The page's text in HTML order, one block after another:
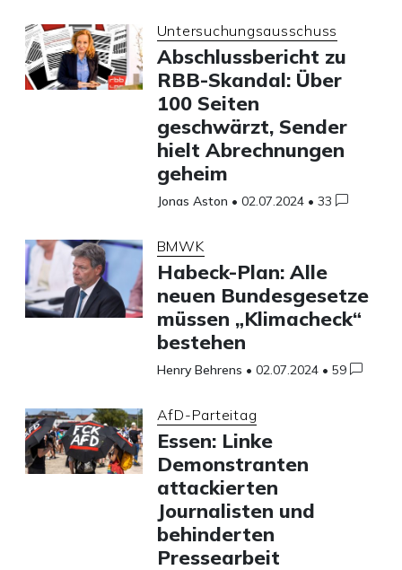
Untersuchungsausschuss
Abschlussbericht zu
RBB-Skandal: Über
100 Seiten
geschwärzt, Sender
hielt Abrechnungen
geheim
Jonas Aston • 02.07.2024 • 33
BMWK
Habeck-Plan: Alle
neuen Bundesgesetze
müssen „Klimacheck“
bestehen
Henry Behrens • 02.07.2024 • 59
AfD-Parteitag
Essen: Linke
Demonstranten
attackierten
Journalisten und
behinderten
Pressearbeit